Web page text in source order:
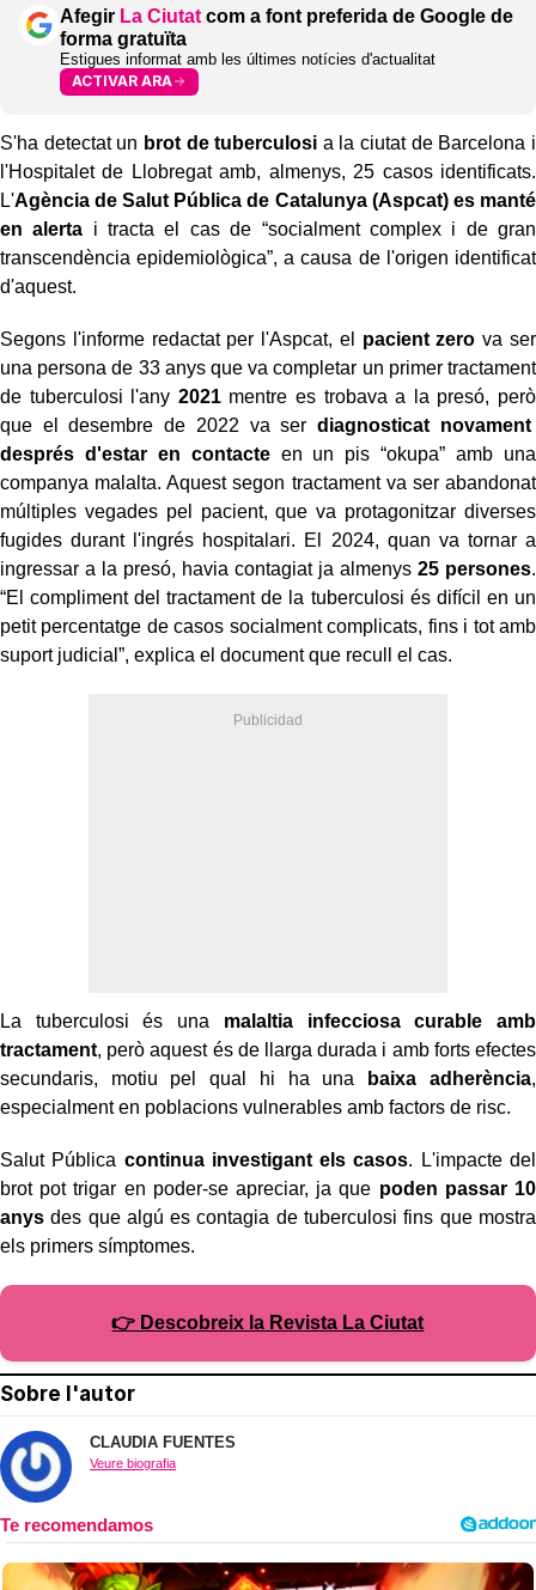
Afegir La Ciutat com a font preferida de Google de
forma gratuïta
Estigues informat amb les últimes notícies d'actualitat
ACTIVAR ARA
S'ha detectat un brot de tuberculosi a la ciutat de Barcelona i
l'Hospitalet de Llobregat amb, almenys, 25 casos identificats.
L'Agència de Salut Pública de Catalunya (Aspcat) es manté
en alerta i tracta el cas de “socialment complex i de gran
transcendència epidemiològica”, a causa de l'origen identificat
d'aquest.
Segons l'informe redactat per l'Aspcat, el pacient zero va ser
una persona de 33 anys que va completar un primer tractament
de tuberculosi l'any 2021mentre es trobava a la presó, però
que el desembre de 2022 va serdiagnosticat novament
després d'estar en contacteen un pis “okupa” amb una
companya malalta. Aquest segon tractament va ser abandonat
múltiples vegades pel pacient, que va protagonitzar diverses
fugides durant l'ingrés hospitalari. El 2024, quan va tornar a
ingressar a la presó, havia contagiat ja almenys25 persones.
“El compliment del tractament de la tuberculosi és difícil en un
petit percentatge de casos socialment complicats, fins i tot amb
suport judicial”, explica el document que recull el cas.
La tuberculosi és una malaltia infecciosa curable amb
tractament, però aquest és de llarga durada i amb forts efectes
secundaris, motiu pel qual hi ha una
baixa adherència,
especialment en poblacions vulnerables amb factors de risc.
Salut Pública continua investigant els casos. L'impacte del
brot pot trigar en poder-se apreciar, ja que poden passar 10
anys des que algú es contagia de tuberculosi fins que mostra
els primers símptomes.
👉 Descobreix la Revista La Ciutat
Sobre l'autor
CLAUDIA FUENTES
Veure biografia